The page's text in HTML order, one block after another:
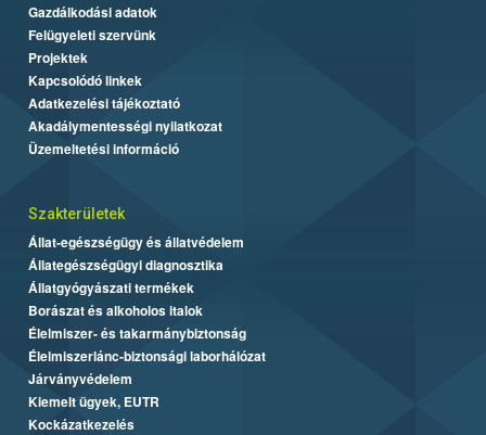
Gazdálkodási adatok
Felügyeleti szervünk
Projektek
Kapcsolódó linkek
Adatkezelési tájékoztató
Akadálymentességi nyilatkozat
Üzemeltetési információ
Szakterületek
Állat-egészségügy és állatvédelem
Állategészségügyi diagnosztika
Állatgyógyászati termékek
Borászat és alkoholos italok
Élelmiszer- és takarmánybiztonság
Élelmiszerlánc-biztonsági laborhálózat
Járványvédelem
Kiemelt ügyek, EUTR
Kockázatkezelés